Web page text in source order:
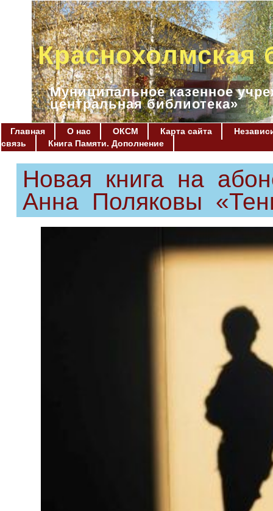
Краснохолмская
Муниципальное казенное
центральная библиотека»
Главная О нас ОКСМ Карта сайта
связь
Книга Памяти. Дополнение
Новая книга на
Анна Поляковы